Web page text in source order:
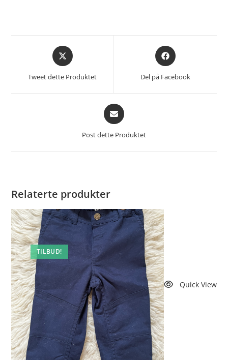
Åpnes
i
Tweet dette Produktet
Åpnes
i
et
Del på Facebook
Åpnes
i
Post dette Produktet
Relaterte produkter
TILBUD!
Quick View